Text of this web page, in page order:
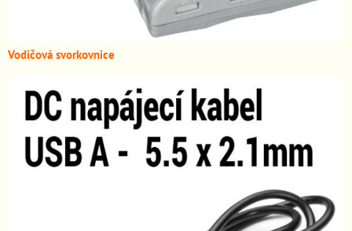
Vodičová svorkovnice